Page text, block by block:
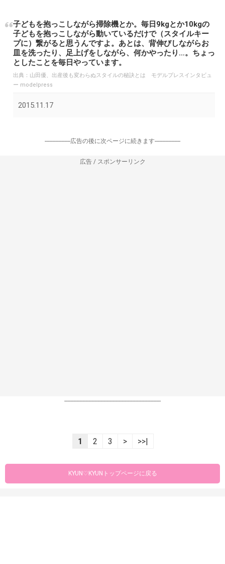
子どもを抱っこしながら掃除機とか。毎日9kgとか10kgの
子どもを抱っこしながら動いているだけで（スタイルキー
プに）繋がると思うんですよ。あとは、背伸びしながらお
皿を洗ったり、足上げをしながら、何かやったり…。ちょっ
としたことを毎日やっています。
出典： 山田優、出産後も変わらぬスタイルの秘訣とは モデルプレスインタビュ
ー modelpress
2015.11.17
-----------------広告の後に次ページに続きます-----------------
広告 / スポンサーリンク
----------------------------------------------------------------
1 2 3 > >>|
KYUN♡KYUNトップページに戻る